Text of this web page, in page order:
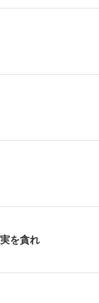
を貪れ